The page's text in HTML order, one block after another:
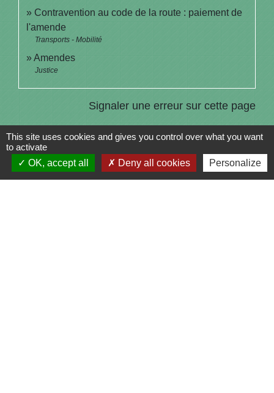
Contravention au code de la route : paiement de
l'amende
Transports - Mobilité
Amendes
Justice
Signaler une erreur sur cette page
Contacts
This site uses cookies and gives you control over what you want
to activate
OK, accept all
Deny all cookies Personalize